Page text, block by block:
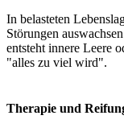
In belasteten
Störungen
entsteht innere Leere
"alles zu viel wird".
Therapie und